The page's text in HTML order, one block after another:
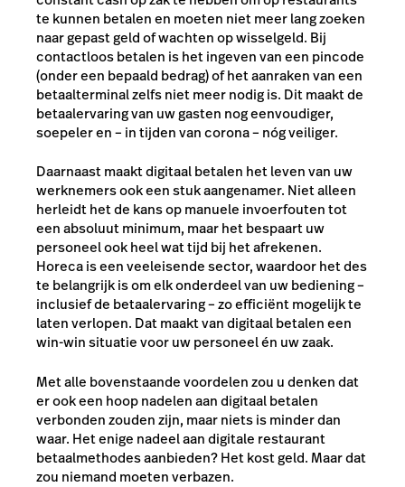
te kunnen betalen en moeten niet meer lang zoeken
naar gepast geld of wachten op wisselgeld. Bij
contactloos betalen is het ingeven van een pincode
(onder een bepaald bedrag) of het aanraken van een
betaalterminal zelfs niet meer nodig is. Dit maakt de
betaalervaring van uw gasten nog eenvoudiger,
soepeler en – in tijden van corona – nóg veiliger.
Daarnaast maakt digitaal betalen het leven van uw
werknemers ook een stuk aangenamer. Niet alleen
herleidt het de kans op manuele invoerfouten tot
een absoluut minimum, maar het bespaart uw
personeel ook heel wat tijd bij het afrekenen.
Horeca is een veeleisende sector, waardoor het des
te belangrijk is om elk onderdeel van uw bediening –
inclusief de betaalervaring – zo efficiënt mogelijk te
laten verlopen. Dat maakt van digitaal betalen een
win-win situatie voor uw personeel én uw zaak.
Met alle bovenstaande voordelen zou u denken dat
er ook een hoop nadelen aan digitaal betalen
verbonden zouden zijn, maar niets is minder dan
waar. Het enige nadeel aan digitale restaurant
betaalmethodes aanbieden? Het kost geld. Maar dat
zou niemand moeten verbazen.